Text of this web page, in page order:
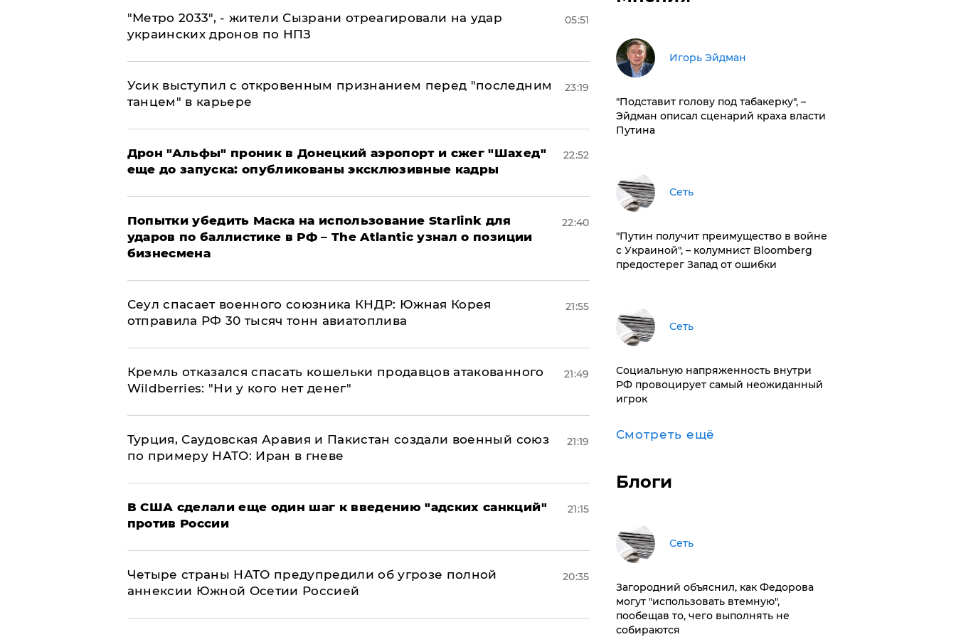
"Метро 2033", - жители Сызрани отреагировали на удар
украинских дронов по НПЗ
05:51
Усик выступил с откровенным признанием перед "последним
танцем" в карьере
23:19
Дрон "Альфы" проник в Донецкий аэропорт и сжег "Шахед"
еще до запуска: опубликованы эксклюзивные кадры
22:52
Попытки убедить Маска на использование Starlink для
ударов по баллистике в РФ – The Atlantic узнал о позиции
бизнесмена
22:40
​Сеул спасает военного союзника КНДР: Южная Корея
отправила РФ 30 тысяч тонн авиатоплива
21:55
Кремль отказался спасать кошельки продавцов атакованного
Wildberries: "Ни у кого нет денег"
21:49
Турция, Саудовская Аравия и Пакистан создали военный союз
по примеру НАТО: Иран в гневе
21:19
В США сделали еще один шаг к введению "адских санкций"
против России
21:15
Четыре страны НАТО предупредили об угрозе полной
аннексии Южной Осетии Россией
20:35
Игорь Эйдман
​"Подставит голову под табакерку", –
Эйдман описал сценарий краха власти
Путина
Сеть
"Путин получит преимущество в войне
с Украиной", – колумнист Bloomberg
предостерег Запад от ошибки
Сеть
Социальную напряженность внутри
РФ провоцирует самый неожиданный
игрок
Смотреть ещё
Блоги
Сеть
Загородний объяснил, как Федорова
могут "использовать втемную",
пообещав то, чего выполнять не
собираются